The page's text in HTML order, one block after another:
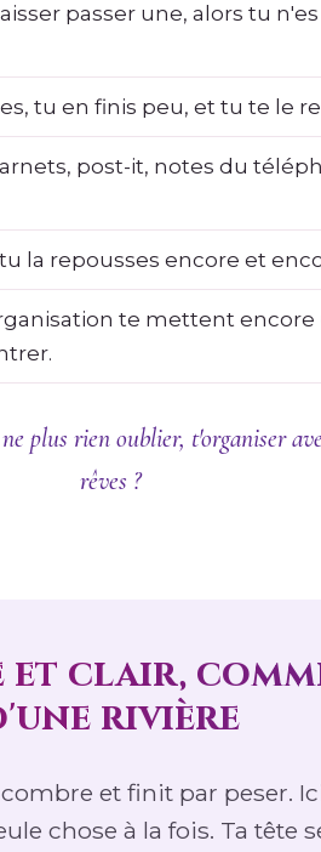
passer une, alors tu
tu en finis peu, et tu te le
post-it, notes du
la repousses encore et
te mettent encore
plus rien oublier, t'organiser
rêves ?
et clair,
rivière
et finit par peser.
chose à la fois. Ta tête